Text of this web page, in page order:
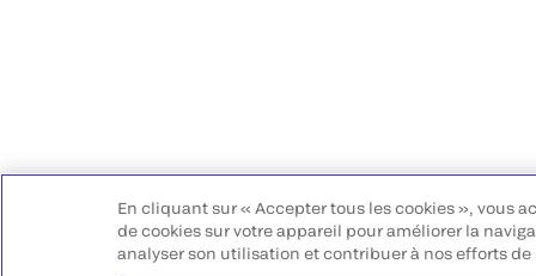
En cliquant sur « Accepter tous les cookies », vous
de cookies sur votre appareil pour améliorer la
analyser son utilisation et contribuer à nos efforts